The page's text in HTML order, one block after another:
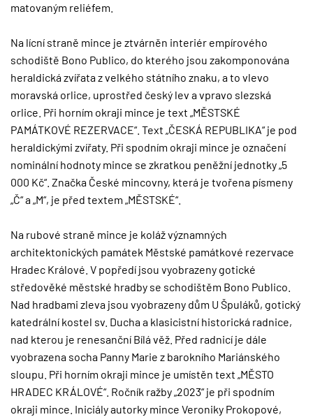
matovaným reliéfem.
Na lícní straně mince je ztvárněn interiér empírového
schodiště Bono Publico, do kterého jsou zakomponována
heraldická zvířata z velkého státního znaku, a to vlevo
moravská orlice, uprostřed český lev a vpravo slezská
orlice. Při horním okraji mince je text „MĚSTSKÉ
PAMÁTKOVÉ REZERVACE“. Text „ČESKÁ REPUBLIKA“ je pod
heraldickými zvířaty. Při spodním okraji mince je označení
nominální hodnoty mince se zkratkou peněžní jednotky „5
000 Kč“. Značka České mincovny, která je tvořena písmeny
„Č“ a „M“, je před textem „MĚSTSKÉ“.
Na rubové straně mince je koláž významných
architektonických památek Městské památkové rezervace
Hradec Králové. V popředí jsou vyobrazeny gotické
středověké městské hradby se schodištěm Bono Publico.
Nad hradbami zleva jsou vyobrazeny dům U Špuláků, gotický
katedrální kostel sv. Ducha a klasicistní historická radnice,
nad kterou je renesanční Bílá věž. Před radnicí je dále
vyobrazena socha Panny Marie z barokního Mariánského
sloupu. Při horním okraji mince je umístěn text „MĚSTO
HRADEC KRÁLOVÉ“. Ročník ražby „2023“ je při spodním
okraji mince. Iniciály autorky mince Veroniky Prokopové,